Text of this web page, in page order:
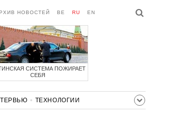
НОВОСТЕЙ BE RU EN
СИСТЕМА ПОЖИРАЕТ
СЕБЯ
ТЕХНОЛОГИИ